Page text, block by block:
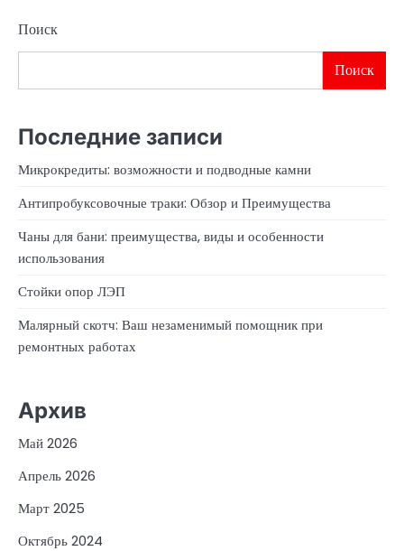
Поиск
Поиск
Последние записи
Микрокредиты: возможности и подводные камни
Антипробуксовочные траки: Обзор и Преимущества
Чаны для бани: преимущества, виды и особенности
использования
Стойки опор ЛЭП
Малярный скотч: Ваш незаменимый помощник при
ремонтных работах
Архив
Май 2026
Апрель 2026
Март 2025
Октябрь 2024